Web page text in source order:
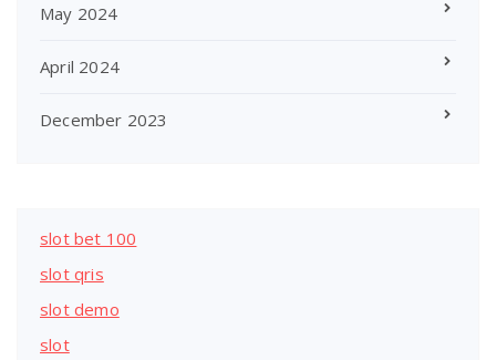
May 2024
April 2024
December 2023
slot bet 100
slot qris
slot demo
slot